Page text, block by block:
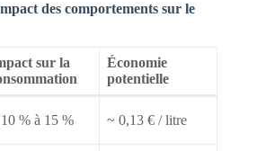
des comportements sur le
sur la
Économie
potentielle
% à 15 % ~ 0,13 € / litre